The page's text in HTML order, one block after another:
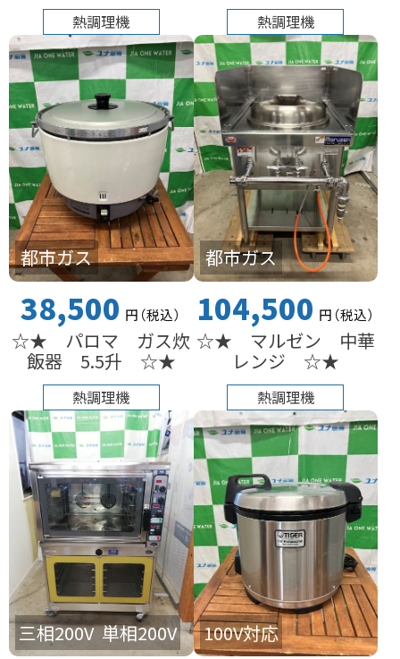
熱調理機 熱調理機
都市ガス
38,500 円（税込）
☆★ パロマ ガス炊
飯器 5.5升 ☆★
熱調理機
都市ガス
104,500 円（税込）
☆★ マルゼン 中華
レンジ ☆★
熱調理機
単相200V
三相200V 100V対応